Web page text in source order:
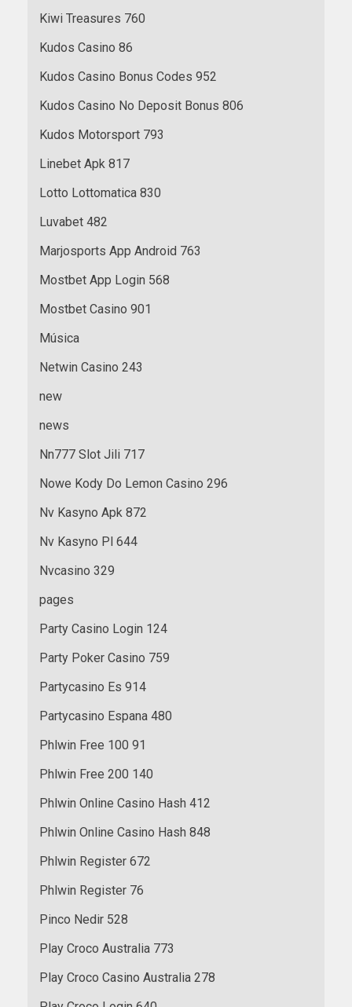
Kiwi Treasures 760
Kudos Casino 86
Kudos Casino Bonus Codes 952
Kudos Casino No Deposit Bonus 806
Kudos Motorsport 793
Linebet Apk 817
Lotto Lottomatica 830
Luvabet 482
Marjosports App Android 763
Mostbet App Login 568
Mostbet Casino 901
Música
Netwin Casino 243
new
news
Nn777 Slot Jili 717
Nowe Kody Do Lemon Casino 296
Nv Kasyno Apk 872
Nv Kasyno Pl 644
Nvcasino 329
pages
Party Casino Login 124
Party Poker Casino 759
Partycasino Es 914
Partycasino Espana 480
Phlwin Free 100 91
Phlwin Free 200 140
Phlwin Online Casino Hash 412
Phlwin Online Casino Hash 848
Phlwin Register 672
Phlwin Register 76
Pinco Nedir 528
Play Croco Australia 773
Play Croco Casino Australia 278